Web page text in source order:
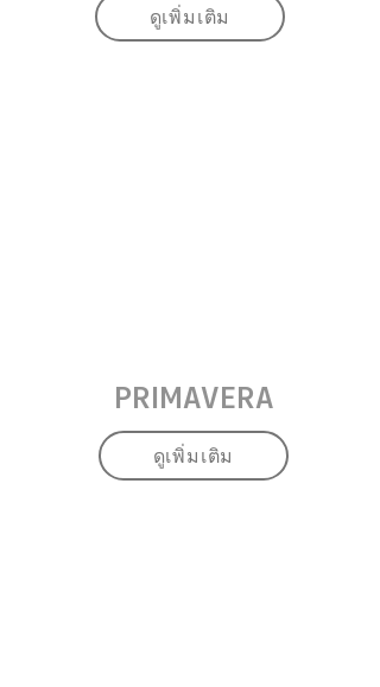
ดูเพิ่มเติม
PRIMAVERA
ดูเพิ่มเติม